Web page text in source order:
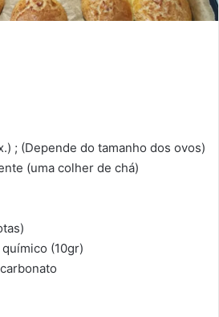
; (Depende do tamanho dos ovos)
(uma colher de chá)
(10gr)